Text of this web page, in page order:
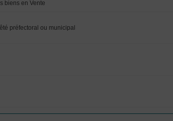
biens en Vente
préfectoral ou municipal